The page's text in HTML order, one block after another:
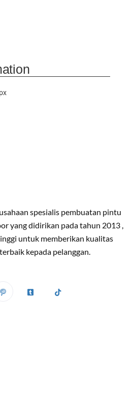
spesialis pembuatan pintu
yang didirikan pada tahun 2013 ,
untuk memberikan kualitas
kepada pelanggan.